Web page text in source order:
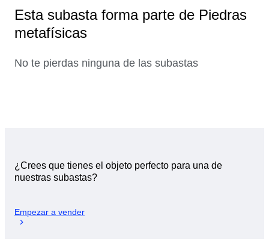
Esta subasta forma parte de Piedras
metafísicas
No te pierdas ninguna de las subastas
¿Crees que tienes el objeto perfecto para una de
nuestras subastas?
Empezar a vender